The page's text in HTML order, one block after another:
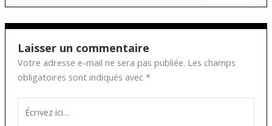
Laisser un commentaire
Votre adresse e-mail ne sera pas publiée. Les champs
obligatoires sont indiqués avec *
Écrivez
ici…